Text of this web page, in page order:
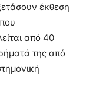
έκθεση
από 40
της από